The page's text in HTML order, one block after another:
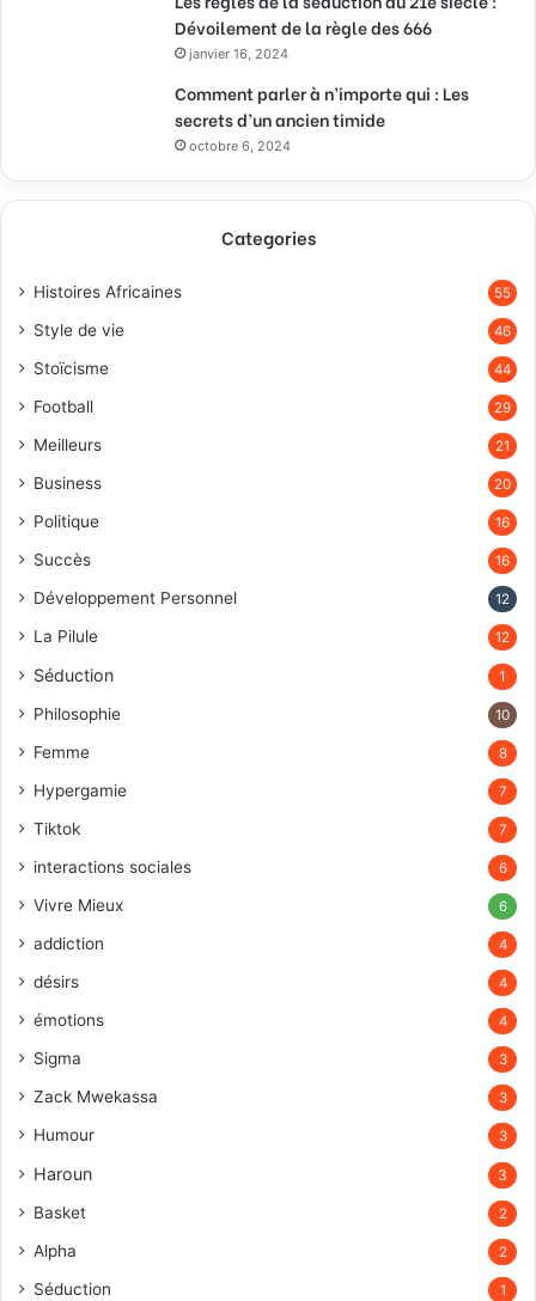
Dévoilement de la règle des 666
janvier 16, 2024
Comment parler à n’importe qui : Les
secrets d’un ancien timide
octobre 6, 2024
Categories
Histoires Africaines 55
Style de vie 46
Stoïcisme 44
Football 29
Meilleurs 21
Business 20
Politique 16
Succès 16
Développement Personnel 12
La Pilule 12
Séduction 1
Philosophie 10
Femme 8
Hypergamie 7
Tiktok 7
interactions sociales 6
Vivre Mieux 6
addiction 4
désirs 4
émotions 4
Sigma 3
Zack Mwekassa 3
Humour 3
Haroun 3
Basket 2
Alpha 2
Séduction 1